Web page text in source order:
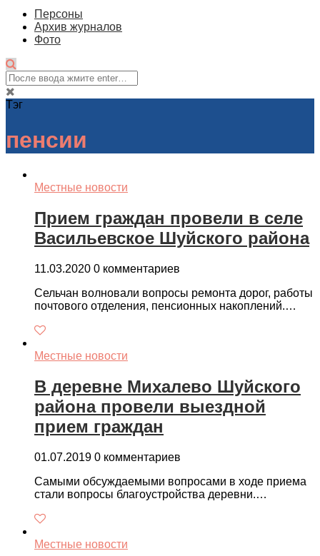
Персоны
Архив журналов
Фото
Тэг
пенсии
Местные новости
Прием граждан провели в селе
Васильевское Шуйского района
11.03.2020 0 комментариев
Сельчан волновали вопросы ремонта дорог, работы
почтового отделения, пенсионных накоплений.…
Местные новости
В деревне Михалево Шуйского
района провели выездной
прием граждан
01.07.2019 0 комментариев
Самыми обсуждаемыми вопросами в ходе приема
стали вопросы благоустройства деревни.…
Местные новости